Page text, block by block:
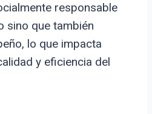
responsable
sino que también
lo que impacta
y eficiencia del